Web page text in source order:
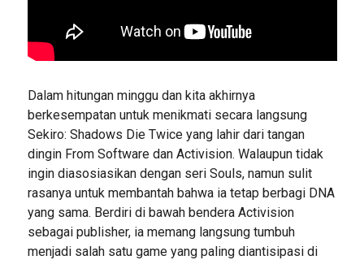
Dalam hitungan minggu dan kita akhirnya
berkesempatan untuk menikmati secara langsung
Sekiro: Shadows Die Twice yang lahir dari tangan
dingin From Software dan Activision. Walaupun tidak
ingin diasosiasikan dengan seri Souls, namun sulit
rasanya untuk membantah bahwa ia tetap berbagi DNA
yang sama. Berdiri di bawah bendera Activision
sebagai publisher, ia memang langsung tumbuh
menjadi salah satu game yang paling diantisipasi di